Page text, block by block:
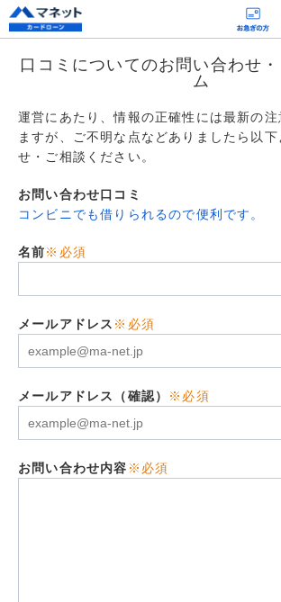
口コミについてのお問い合わせ
ム
運営にあたり、情報の正確性には最新の注
ますが、ご不明な点などありましたら以
せ・ご相談ください。
お問い合わせ口コミ
コンビニでも借りられるので便利です。
名前※必須
メールアドレス ※必須
メールアドレス（確認） ※必須
お問い合わせ内容 ※必須